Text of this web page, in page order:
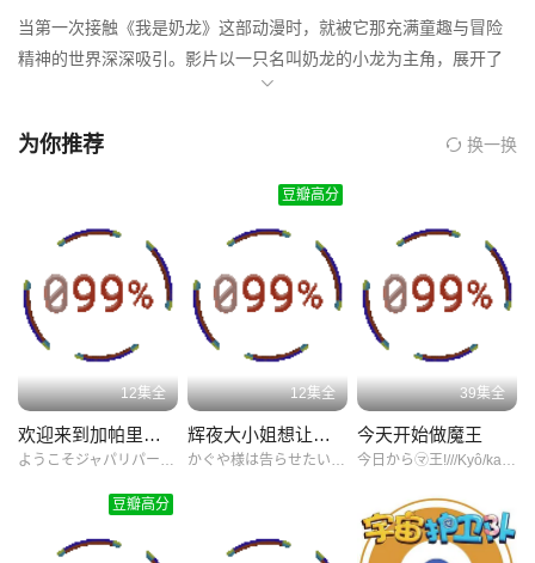
16 17 18
28 29 30
31 32 33
34 35 36
39
当第一次接触《我是奶龙》这部动漫时，就被它那充满童趣与冒险
精神的世界深深吸引。影片以一只名叫奶龙的小龙为主角，展开了
一系列关于勇气、自我发现和友谊的温馨故事。奶龙的形象设计简
易。
奶龙的角色塑造尤为出色。它不仅拥有可爱的外形和活泼的性格，
更在每一次的冒险中展现出坚韧不拔的精神和对梦想的执着追求。
这种正能量通过屏幕传递给了每一位观众，尤其是孩子们，让他们
在欢笑中学到了坚持与勇敢的重要性。同时，奶龙与朋友们之间的
互动也充满了温情，让人感受到了友情的温暖与力量。
个全新的冒险故事。这样的设计既保持了剧情的连贯性，又让观众
在每次观看时都能有新鲜感。而且，每个故事都巧妙地融入了教育
元素，让孩子们在娱乐中也能学到知识，真是寓教于乐。
除了角色和叙事，影片的主题表达也是一大亮点。它不仅仅是一部
简单的儿童动漫，更是通过奶龙的成长历程，探讨了自我认知、团
为你推荐 换一换
12集全
欢迎来到加帕里公园第三季
ようこそジャパリパーク///兽娘动物园/欢迎来到加帕里公园///动物朋友/欢迎来到加帕里公园///萌兽之友/欢迎来到加帕里公园///Youkoso/Japari/Park///Kemono/Friends:/Youkoso/Japari/Park///兽娘动物园新作/
豆瓣高分
12集全
辉夜大小姐想让我告白：天才们的恋爱头脑战第二季
かぐや様は告らせたい？～天才たちの恋愛頭脳戦～///辉夜姬想让人告白/天才们的恋爱头脑战/第二季/
39集全
今天开始做魔王
今日から㋮王!///Kyô/kara/maô!/
豆瓣高分